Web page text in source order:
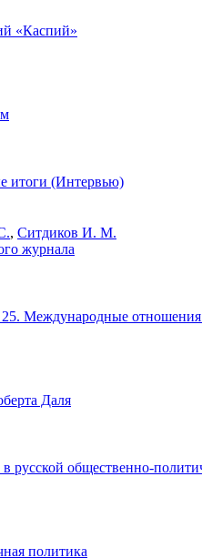
«Каспий»
итоги (Интервью)
, Ситдиков И. М.
журнала
Международные отношения
Даля
русской общественно-
политика